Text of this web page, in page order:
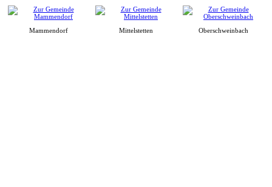
Mammendorf Mittelstetten Oberschweinbach